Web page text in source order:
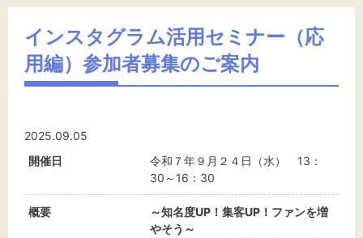
事業者・創業者の方へ
文字サイズ
インスタグラム活用セミナー（応
用編）参加者募集のご案内
2025.09.05
開催日
令和７年９月２４日（水） 13：
30～16：30
概要
～知名度UP！集客UP！ファンを増
やそう～